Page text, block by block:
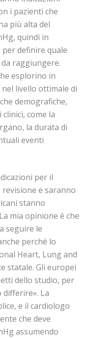
i pazienti che
più alta del
quindi in
definire quale
raggiungere.
esplorino in
livello ottimale di
demografiche,
come la
la durata di
eventi
per il
e saranno
stanno
mia opinione è che
seguire le
perché lo
Heart, Lung and
statale. Gli europei
dello studio, per
La
e il cardiologo
che deve
assumendo